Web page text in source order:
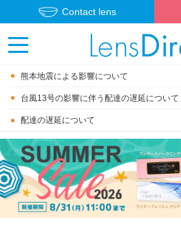
Contact lens
熊本地震による影響について
台風13号の影響に伴う配達の遅延について
配達の遅延について